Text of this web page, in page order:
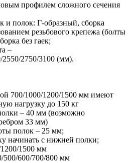
профилем сложного сечения
и полок: Г-образный, сборка
резьбового крепежа (болты
без гаек;
–
2550/2750/3100 (мм).
700/1000/1200/1500 мм имеют
нагрузку до 150 кг
– 40 мм (возможно
33 мм)
полок – 25 мм;
начинать с нижней полки;
1500 мм
500/600/700/800 мм